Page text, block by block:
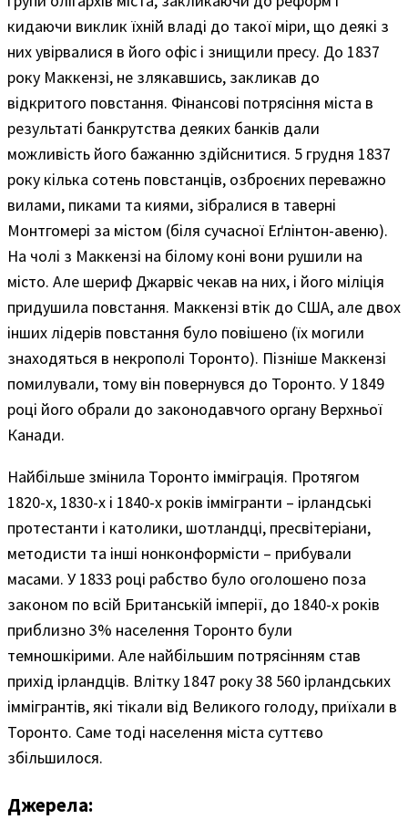
кидаючи виклик їхній владі до такої міри, що деякі з
них увірвалися в його офіс і знищили пресу. До 1837
року Маккензі, не злякавшись, закликав до
відкритого повстання. Фінансові потрясіння міста в
результаті банкрутства деяких банків дали
можливість його бажанню здійснитися. 5 грудня 1837
року кілька сотень повстанців, озброєних переважно
вилами, пиками та киями, зібралися в таверні
Монтгомері за містом (біля сучасної Еґлінтон-авеню).
На чолі з Маккензі на білому коні вони рушили на
місто. Але шериф Джарвіс чекав на них, і його міліція
придушила повстання. Маккензі втік до США, але двох
інших лідерів повстання було повішено (їх могили
знаходяться в некрополі Торонто). Пізніше Маккензі
помилували, тому він повернувся до Торонто. У 1849
році його обрали до законодавчого органу Верхньої
Канади.
Найбільше змінила Торонто імміграція. Протягом
1820-х, 1830-х і 1840-х років іммігранти – ірландські
протестанти і католики, шотландці, пресвітеріани,
методисти та інші нонконформісти – прибували
масами. У 1833 році рабство було оголошено поза
законом по всій Британській імперії, до 1840-х років
приблизно 3% населення Торонто були
темношкірими. Але найбільшим потрясінням став
прихід ірландців. Влітку 1847 року 38 560 ірландських
іммігрантів, які тікали від Великого голоду, приїхали в
Торонто. Саме тоді населення міста суттєво
збільшилося.
Джерела: